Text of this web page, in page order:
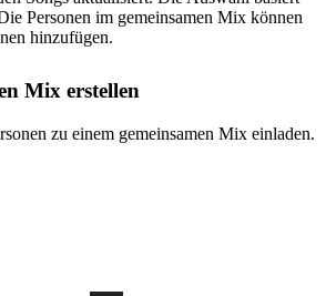
Personen im gemeinsamen Mix können
hinzufügen.
Mix erstellen
zu einem gemeinsamen Mix einladen.